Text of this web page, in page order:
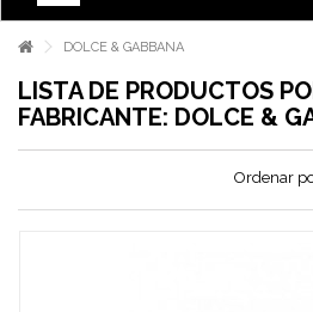
DOLCE & GABBANA
LISTA DE PRODUCTOS
FABRICANTE: DOLCE &
Ordenar